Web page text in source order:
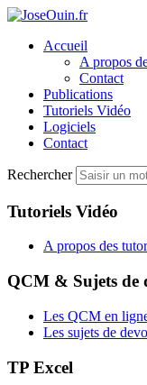
Accueil
A propos
Contact
Publications
Tutoriels Vidéo
Logiciels
Contact
Rechercher
Tutoriels Vidéo
A propos des
QCM & Sujets de
Les QCM en
Les sujets de
TP Excel